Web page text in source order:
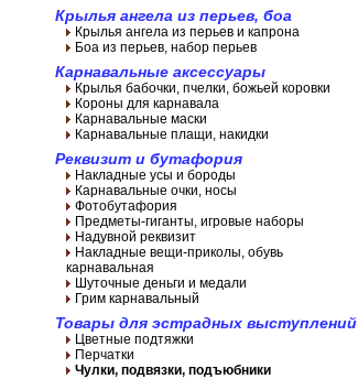
Крылья ангела из перьев, боа
Крылья ангела из перьев и капрона
Боа из перьев, набор перьев
Карнавальные аксессуары
Крылья бабочки, пчелки, божьей коровки
Короны для карнавала
Карнавальные маски
Карнавальные плащи, накидки
Реквизит и бутафория
Накладные усы и бороды
Карнавальные очки, носы
Фотобутафория
Предметы-гиганты, игровые наборы
Надувной реквизит
Накладные вещи-приколы, обувь
карнавальная
Шуточные деньги и медали
Грим карнавальный
Товары для эстрадных выступлений
Цветные подтяжки
Перчатки
Чулки, подвязки, подъюбники